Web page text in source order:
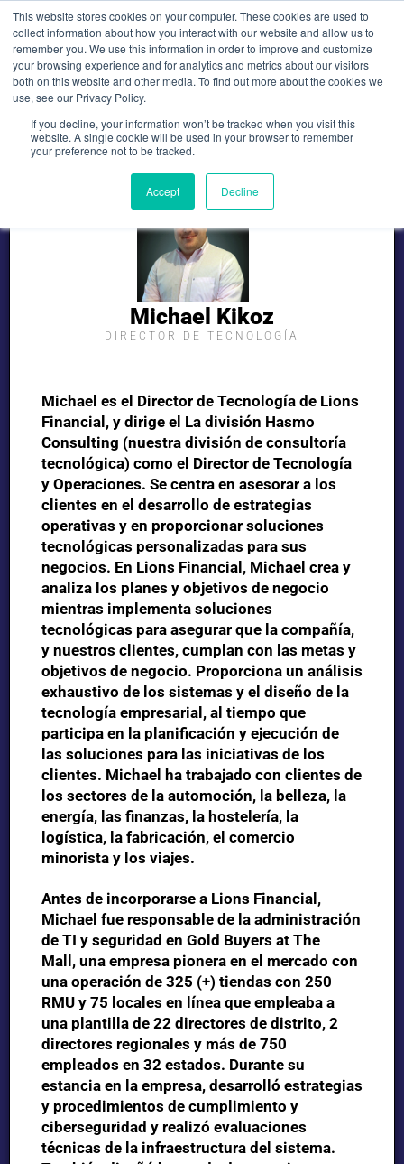
This website stores cookies on your computer. These cookies are used to
collect information about how you interact with our website and allow us to
remember you. We use this information in order to improve and customize
your browsing experience and for analytics and metrics about our visitors
both on this website and other media. To find out more about the cookies we
use, see our Privacy Policy.
If you decline, your information won’t be tracked when you visit this
website. A single cookie will be used in your browser to remember
your preference not to be tracked.
Accept Decline
contenido
Michael Kikoz
DIRECTOR DE TECNOLOGÍA
Michael es el Director de Tecnología de Lions
Financial, y dirige el La división Hasmo
Consulting (nuestra división de consultoría
tecnológica) como el Director de Tecnología
y Operaciones. Se centra en asesorar a los
clientes en el desarrollo de estrategias
operativas y en proporcionar soluciones
tecnológicas personalizadas para sus
negocios. En Lions Financial, Michael crea y
analiza los planes y objetivos de negocio
mientras implementa soluciones
tecnológicas para asegurar que la compañía,
y nuestros clientes, cumplan con las metas y
objetivos de negocio. Proporciona un análisis
exhaustivo de los sistemas y el diseño de la
tecnología empresarial, al tiempo que
participa en la planificación y ejecución de
las soluciones para las iniciativas de los
clientes. Michael ha trabajado con clientes de
los sectores de la automoción, la belleza, la
energía, las finanzas, la hostelería, la
logística, la fabricación, el comercio
minorista y los viajes.
Antes de incorporarse a Lions Financial,
Michael fue responsable de la administración
de TI y seguridad en Gold Buyers at The
Mall, una empresa pionera en el mercado con
una operación de 325 (+) tiendas con 250
RMU y 75 locales en línea que empleaba a
una plantilla de 22 directores de distrito, 2
directores regionales y más de 750
empleados en 32 estados. Durante su
estancia en la empresa, desarrolló estrategias
y procedimientos de cumplimiento y
ciberseguridad y realizó evaluaciones
técnicas de la infraestructura del sistema.